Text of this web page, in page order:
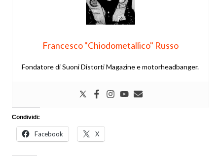
Francesco "Chiodometallico" Russo
Fondatore di Suoni Distorti Magazine e motorheadbanger.
Condividi:
Facebook X